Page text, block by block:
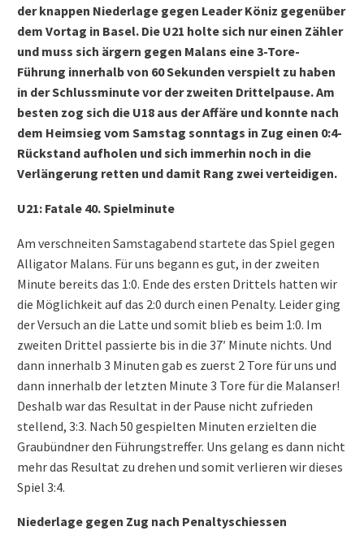
der knappen Niederlage gegen Leader Köniz gegenüber
dem Vortag in Basel. Die U21 holte sich nur einen Zähler
und muss sich ärgern gegen Malans eine 3-Tore-
Führung innerhalb von 60 Sekunden verspielt zu haben
in der Schlussminute vor der zweiten Drittelpause. Am
besten zog sich die U18 aus der Affäre und konnte nach
dem Heimsieg vom Samstag sonntags in Zug einen 0:4-
Rückstand aufholen und sich immerhin noch in die
Verlängerung retten und damit Rang zwei verteidigen.
U21: Fatale 40. Spielminute
Am verschneiten Samstagabend startete das Spiel gegen
Alligator Malans. Für uns begann es gut, in der zweiten
Minute bereits das 1:0. Ende des ersten Drittels hatten wir
die Möglichkeit auf das 2:0 durch einen Penalty. Leider ging
der Versuch an die Latte und somit blieb es beim 1:0. Im
zweiten Drittel passierte bis in die 37′ Minute nichts. Und
dann innerhalb 3 Minuten gab es zuerst 2 Tore für uns und
dann innerhalb der letzten Minute 3 Tore für die Malanser!
Deshalb war das Resultat in der Pause nicht zufrieden
stellend, 3:3. Nach 50 gespielten Minuten erzielten die
Graubündner den Führungstreffer. Uns gelang es dann nicht
mehr das Resultat zu drehen und somit verlieren wir dieses
Spiel 3:4.
Niederlage gegen Zug nach Penaltyschiessen